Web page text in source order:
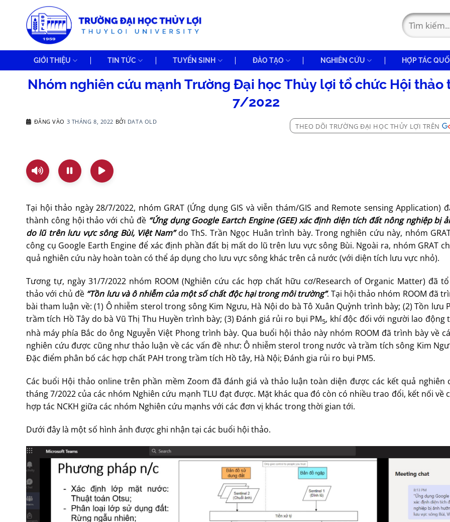
GIỚI THIỆU TIN TỨC TUYỂN SINH ĐÀO TẠO NGHIÊN CỨU HỢP TÁC
Nhóm nghiên cứu mạnh Trường Đại học Thủy lợi tổ chức Hội thảo
7/2022
ĐĂNG VÀO 3 THÁNG 8, 2022 BỞI DATA OLD
THEO DÕI TRƯỜNG ĐẠI HỌC THỦY LỢI TRÊN
Tại hội thảo ngày 28/7/2022, nhóm GRAT (Ứng dụng GIS và viễn thám/GIS and Remote sensing Application)
thành công hội thảo với chủ đề “Ứng dụng Google Eartch Engine (GEE) xác định diện tích đất nông nghiệp bị
do lũ trên lưu vực sông Bùi, Việt Nam”do ThS. Trần Ngọc Huân trình bày. Trong nghiên cứu này, nhóm
công cụ Google Earth Engine để xác định phần đất bị mất do lũ trên lưu vực sông Bùi. Ngoài ra, nhóm GRAT
quả nghiên cứu này hoàn toàn có thể áp dụng cho lưu vực sông khác trên cả nước (với diện tích lưu vực nhỏ).
Tương tự, ngày 31/7/2022 nhóm ROOM (Nghiên cứu các hợp chất hữu cơ/Research of Organic Matter) đã
thảo với chủ đề “Tồn lưu và ô nhiễm của một số chất độc hại trong môi trường”. Tại hội thảo nhóm ROOM đã
bài tham luận về: (1) Ô nhiễm sterol trong sông Kim Ngưu, Hà Nội do bà Tô Xuân Quỳnh trình bày; (2) Tồn lưu
trầm tích Hồ Tây do bà Vũ Thị Thu Huyền trình bày; (3) Đánh giá rủi ro bụi PM5, khí độc đối với người lao động
nhà máy phía Bắc do ông Nguyễn Việt Phong trình bày. Qua buổi hội thảo này nhóm ROOM đã trình bày về
nghiên cứu được cũng như thảo luận về các vấn đề như: Ô nhiễm sterol trong nước và trầm tích sông Kim
Đặc điểm phân bố các hợp chất PAH trong trầm tích Hồ tây, Hà Nội; Đánh gia rủi ro bụi PM5.
Các buổi Hội thảo online trên phần mềm Zoom đã đánh giá và thảo luận toàn diện được các kết quả nghiên
tháng 7/2022 của các nhóm Nghiên cứu mạnh TLU đạt được. Mặt khác qua đó còn có nhiều trao đổi, kết nối về
hợp tác NCKH giữa các nhóm Nghiên cứu mạnhs với các đơn vị khác trong thời gian tới.
Dưới đây là một số hình ảnh được ghi nhận tại các buổi hội thảo.